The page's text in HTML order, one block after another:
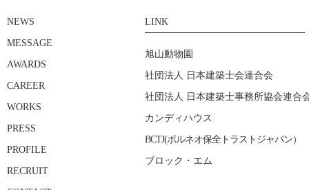
NEWS
MESSAGE
AWARDS
CAREER
WORKS
PRESS
PROFILE
RECRUIT
LINK
旭山動物園
社団法人 日本建築士会連合会
社団法人 日本建築士事務所協会連合
カンディハウス
BCTJ(ボルネオ保全トラストジャパン）
ブロック・エム